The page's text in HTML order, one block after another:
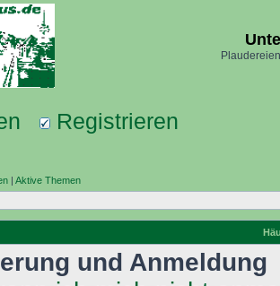
Registrieren
| Aktive Themen
und Anmeldung